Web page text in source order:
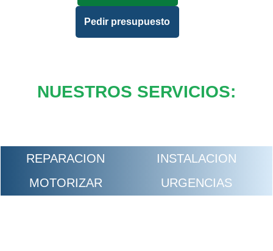
Pedir presupuesto
NUESTROS SERVICIOS:
REPARACION
INSTALACION
MOTORIZAR
URGENCIAS